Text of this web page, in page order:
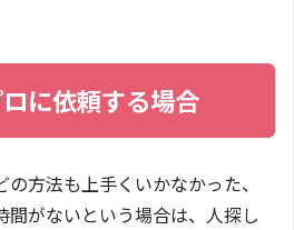
に依頼する場合
方法も上手くいかなかった、
間がないという場合は、人探し